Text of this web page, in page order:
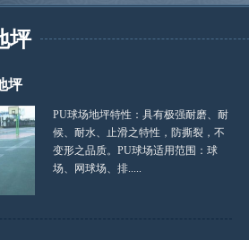
坪
坪
PU球场地坪特性：具有极强耐磨、耐
候、耐水、止滑之特性，防撕裂，不
变形之品质。PU球场适用范围：球
场、网球场、排.....